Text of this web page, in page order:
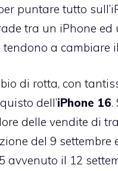
puntare tutto
tra un iPhone
a cambiare
di rotta, con
dell’iPhone 16.
delle vendite di
del 9 settembre
avvenuto il 12